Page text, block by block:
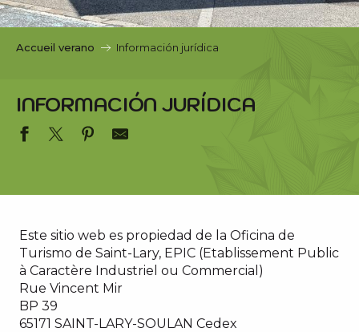
i
Accueil verano Información jurídica
INFORMACIÓN JURÍDICA
Este sitio web es propiedad de la Oficina de
Turismo de Saint-Lary, EPIC (Etablissement Public
à Caractère Industriel ou Commercial)
Rue Vincent Mir
BP 39
65171 SAINT-LARY-SOULAN Cedex